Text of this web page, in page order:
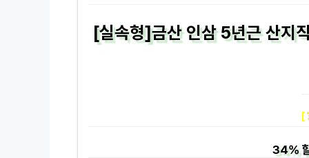
[실속형]금산 인삼 5년근 산
[
34%